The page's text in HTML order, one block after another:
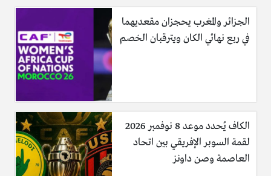
الجزائر والمغرب يحجزان مقعديهما
في ربع نهائي الكان ويترقبان الخصم
الكاف يُحدد موعد 8 نوفمبر 2026
لقمة السوبر الإفريقي بين اتحاد
العاصمة وصن داونز